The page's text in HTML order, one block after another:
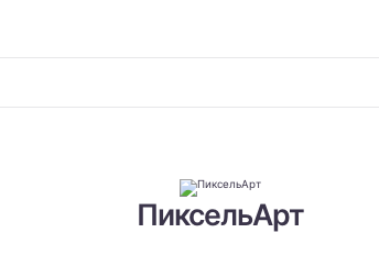
ПиксельАрт